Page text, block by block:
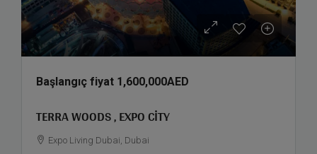
Başlangıç fiyat 1,600,000AED
TERRA WOODS , EXPO CITY
Expo Living Dubai, Dubai